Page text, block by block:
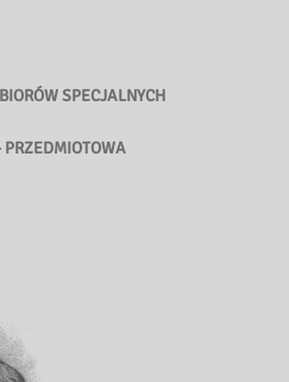
SPECJALNYCH
PRZEDMIOTOWA